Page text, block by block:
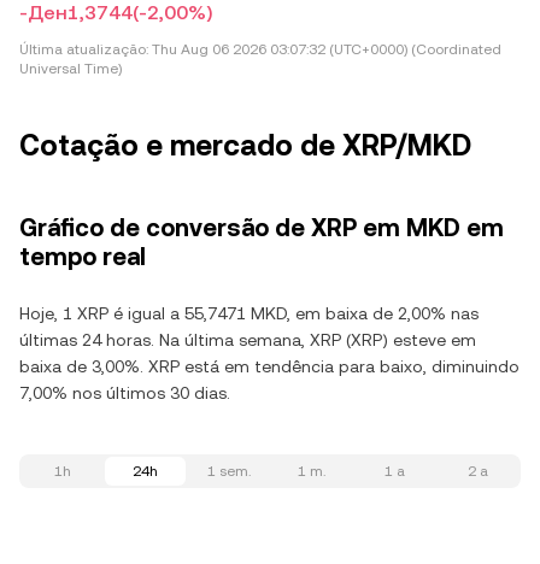
-Ден1,3744(-2,00%)
Última atualização: Thu Aug 06 2026 03:07:32 (UTC+0000) (Coordinated
Universal Time)
Cotação e mercado de XRP/MKD
Gráfico de conversão de XRP em MKD em
tempo real
Hoje, 1 XRP é igual a 55,7471 MKD, em baixa de 2,00% nas
últimas 24 horas. Na última semana, XRP (XRP) esteve em
baixa de 3,00%. XRP está em tendência para baixo, diminuindo
7,00% nos últimos 30 dias.
1h 24h 1 sem. 1 m. 1 a 2 a